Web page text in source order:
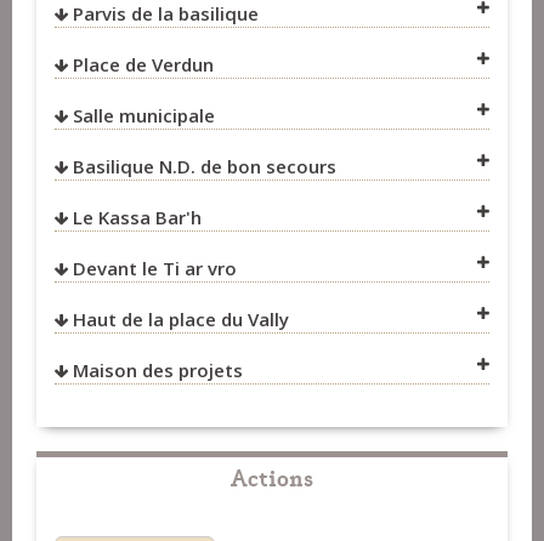
VOIR SUR LA CARTE
Parvis de la basilique
VOIR SUR LA CARTE
Place de Verdun
VOIR SUR LA CARTE
Salle municipale
Basilique N.D. de bon secours
VOIR SUR LA CARTE
Le Kassa Bar'h
Devant le Ti ar vro
VOIR SUR LA CARTE
Haut de la place du Vally
Maison des projets
Actions